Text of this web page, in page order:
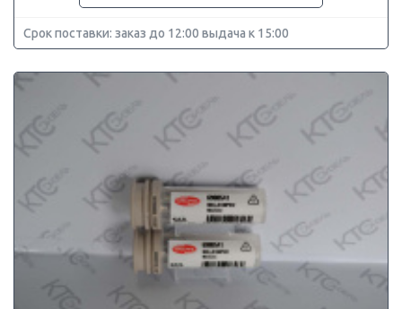
Срок поставки: заказ до 12:00 выдача к 15:00